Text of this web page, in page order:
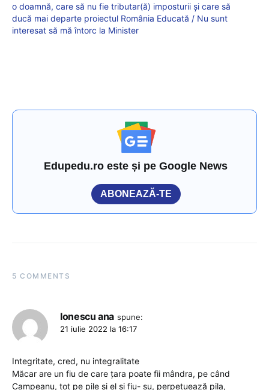
o doamnă, care să nu fie tributar(ă) imposturii și care să
ducă mai departe proiectul România Educată / Nu sunt
interesat să mă întorc la Minister
Edupedu.ro este și pe Google News
ABONEAZĂ-TE
5 COMMENTS
Ionescu ana spune:
21 iulie 2022 la 16:17
Integritate, cred, nu integralitate
Măcar are un fiu de care țara poate fii mândra, pe când
Campeanu, tot pe pile și el și fiu- su, perpetuează pila,